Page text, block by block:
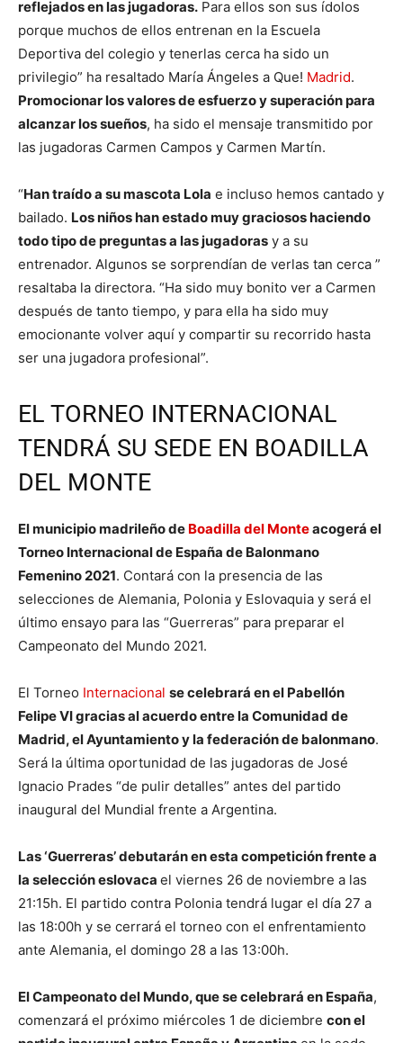
reflejados en las jugadoras. Para ellos son sus ídolos
porque muchos de ellos entrenan en la Escuela
Deportiva del colegio y tenerlas cerca ha sido un
privilegio” ha resaltado María Ángeles a Que! Madrid.
Promocionar los valores de esfuerzo y superación para
alcanzar los sueños, ha sido el mensaje transmitido por
las jugadoras Carmen Campos y Carmen Martín.
“Han traído a su mascota Lola e incluso hemos cantado y
bailado. Los niños han estado muy graciosos haciendo
todo tipo de preguntas a las jugadoras y a su
entrenador. Algunos se sorprendían de verlas tan cerca ”
resaltaba la directora. “Ha sido muy bonito ver a Carmen
después de tanto tiempo, y para ella ha sido muy
emocionante volver aquí y compartir su recorrido hasta
ser una jugadora profesional”.
EL TORNEO INTERNACIONAL
TENDRÁ SU SEDE EN BOADILLA
DEL MONTE
El municipio madrileño de Boadilla del Monteacogerá el
Torneo Internacional de España de Balonmano
Femenino 2021. Contará con la presencia de las
selecciones de Alemania, Polonia y Eslovaquia y será el
último ensayo para las “Guerreras” para preparar el
Campeonato del Mundo 2021.
El Torneo Internacional se celebrará en el Pabellón
Felipe VI gracias al acuerdo entre la Comunidad de
Madrid, el Ayuntamiento y la federación de balonmano.
Será la última oportunidad de las jugadoras de José
Ignacio Prades “de pulir detalles” antes del partido
inaugural del Mundial frente a Argentina.
Las ‘Guerreras’ debutarán en esta competición frente a
la selección eslovaca el viernes 26 de noviembre a las
21:15h. El partido contra Polonia tendrá lugar el día 27 a
las 18:00h y se cerrará el torneo con el enfrentamiento
ante Alemania, el domingo 28 a las 13:00h.
El Campeonato del Mundo, que se celebrará en España,
comenzará el próximo miércoles 1 de diciembre con el